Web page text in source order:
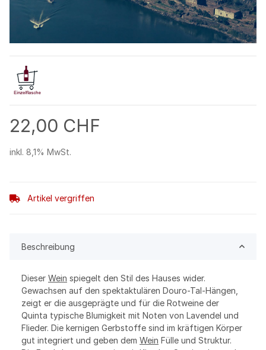
22,00 CHF
inkl. 8,1% MwSt.
Artikel vergriffen
Beschreibung
Dieser Wein spiegelt den Stil des Hauses wider.
Gewachsen auf den spektaktulären Douro-Tal-Hängen,
zeigt er die ausgeprägte und für die Rotweine der
Quinta typische Blumigkeit mit Noten von Lavendel und
Flieder. Die kernigen Gerbstoffe sind im kräftigen Körper
gut integriert und geben dem Wein Fülle und Struktur.